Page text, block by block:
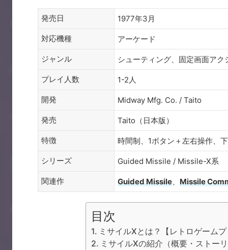
発売日 1977年3月
対応機種 アーケード
ジャンル シューティング、固定画面ア
プレイ人数 1-2人
開発 Midway Mfg. Co. / Taito
発売 Taito（日本版）
特徴 時間制、1ボタン＋左右操作、
シリーズ Guided Missile / Missile-X系
関連作 Guided Missile、 Missile
目次
ミサイルXとは？【レトロゲーム
ミサイルXの紹介（概要・ストー